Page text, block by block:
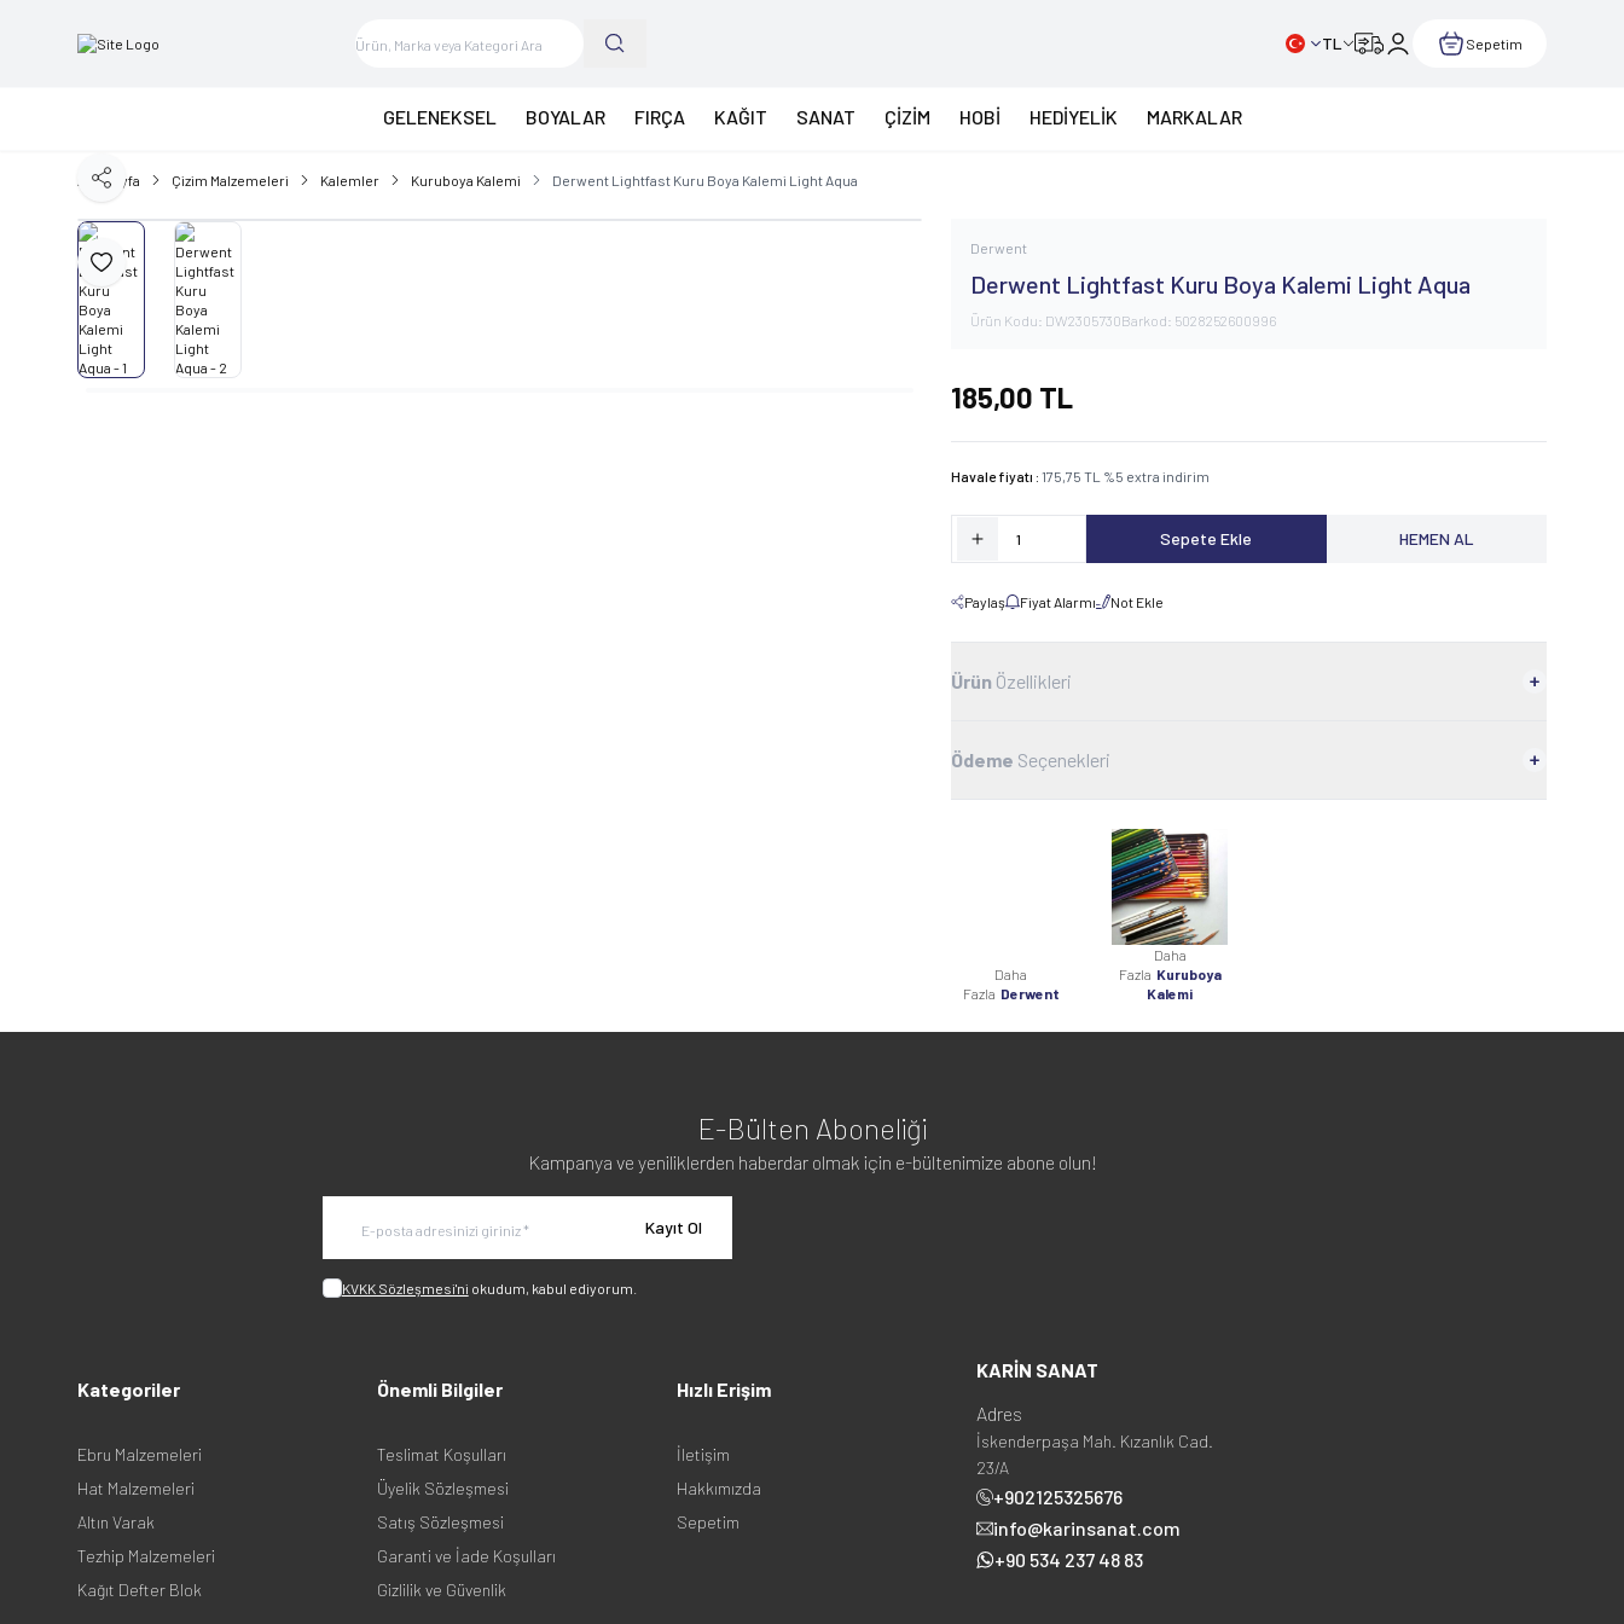
TL Sepetim
GELENEKSEL BOYALAR FIRÇA KAĞIT SANAT ÇİZİM HOBİ HEDİYELİK MARKALAR
Ana Sayfa Çizim Malzemeleri Kalemler Kuruboya Kalemi Derwent Lightfast Kuru Boya Kalemi Light Aqua
Favoriye Ekle
Paylaş
Derwent
Derwent Lightfast Kuru Boya Kalemi Light Aqua
Ürün Kodu: DW2305730Barkod: 5028252600996
185,00 TL
Havale fiyatı :175,75 TL %5 extra indirim
Sepete Ekle HEMEN AL
Paylaş Fiyat Alarmı Not Ekle
Ürün Özellikleri
Ödeme Seçenekleri
Daha
Fazla Derwent
Daha
Fazla Kuruboya
Kalemi
E-Bülten Aboneliği
Kampanya ve yeniliklerden haberdar olmak için e-bültenimize abone olun!
Kayıt Ol
KVKK Sözleşmesi'ni okudum, kabul ediyorum.
Kategoriler
Ebru Malzemeleri
Hat Malzemeleri
Altın Varak
Tezhip Malzemeleri
Kağıt Defter Blok
Önemli Bilgiler
Teslimat Koşulları
Üyelik Sözleşmesi
Satış Sözleşmesi
Garanti ve İade Koşulları
Gizlilik ve Güvenlik
Hızlı Erişim
İletişim
Hakkımızda
Sepetim
KARİN SANAT
Adres
İskenderpaşa Mah. Kızanlık Cad.
23/A
+902125325676
info@karinsanat.com
+90 534 237 48 83